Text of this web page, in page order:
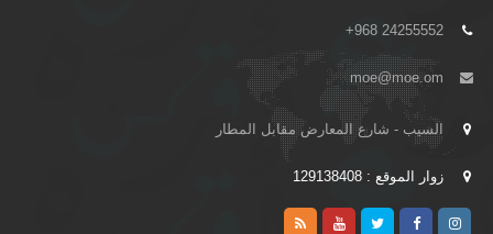
+968 24255552
moe@moe.om
السيب - شارع المعارض مقابل المطار
زوار الموقع : 129138408